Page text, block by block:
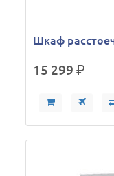
Шкаф
15 299р.